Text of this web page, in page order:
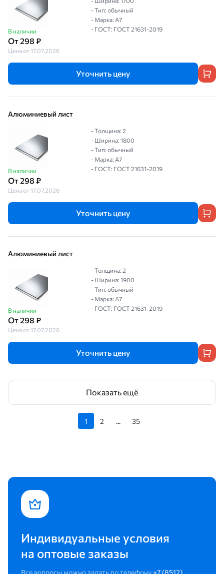
В наличии
От 298 ₽
Цена от 17.07.2026
- Тип: обычный
- Марка: А7
- ГОСТ: ГОСТ 21631-2019
Уточнить цену
Алюминиевый лист
В наличии
От 298 ₽
Цена от 17.07.2026
- Толщина: 2
- Ширина: 1800
- Тип: обычный
- Марка: А7
- ГОСТ: ГОСТ 21631-2019
Уточнить цену
Алюминиевый лист
В наличии
От 298 ₽
Цена от 17.07.2026
- Толщина: 2
- Ширина: 1900
- Тип: обычный
- Марка: А7
- ГОСТ: ГОСТ 21631-2019
Уточнить цену
Показать ещё
1 2 ... 35
Индивидуальные условия
на оптовые заказы
Все вопросы можно задать по телефону +7 (8512)